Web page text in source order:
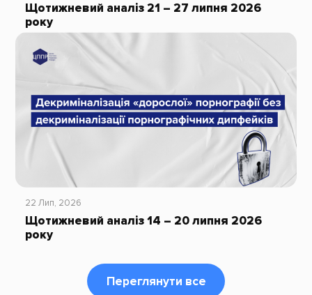
Щотижневий аналіз 21 – 27 липня 2026
року
22 Лип, 2026
Щотижневий аналіз 14 – 20 липня 2026
року
Переглянути все